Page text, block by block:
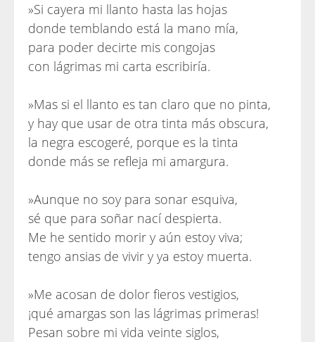
»Si cayera mi llanto hasta las hojas
donde temblando está la mano mía,
para poder decirte mis congojas
con lágrimas mi carta escribiría.
»Mas si el llanto es tan claro que no pinta,
y hay que usar de otra tinta más obscura,
la negra escogeré, porque es la tinta
donde más se refleja mi amargura.
»Aunque no soy para sonar esquiva,
sé que para soñar nací despierta.
Me he sentido morir y aún estoy viva;
tengo ansias de vivir y ya estoy muerta.
»Me acosan de dolor fieros vestigios,
¡qué amargas son las lágrimas primeras!
Pesan sobre mi vida veinte siglos,